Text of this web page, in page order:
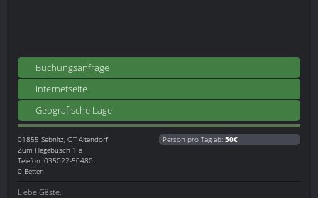
Buchungsanfrage
Internetseite
Geografische Lage
01855 Sebnitz, OT Altendorf
Zum Hegebusch 1 a
Telefon: 035022-50480
0 Betten
Person pro Tag ab: 50€
Liebe Gäste,